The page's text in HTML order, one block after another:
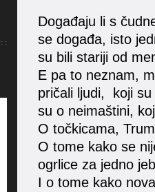
Događaju li s
se događa, isto
su bili stariji od
E pa to neznam,
pričali ljudi, koji
su o neimaštini,
O točkicama,
O tome kako se
ogrlice za jedno
I o tome kako